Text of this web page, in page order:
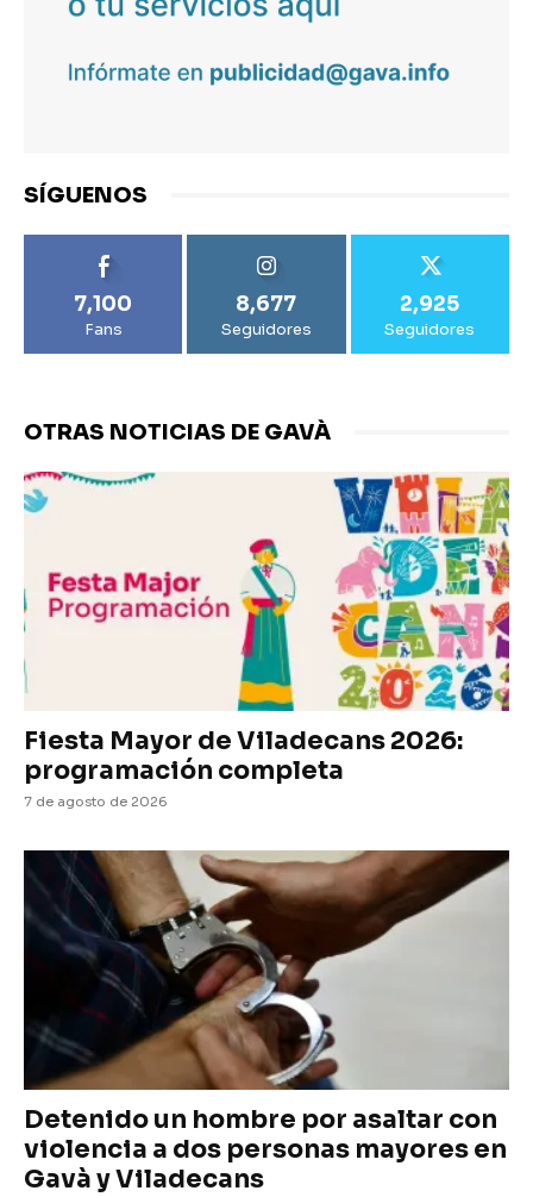
SÍGUENOS
7,100
Fans
8,677
Seguidores
2,925
Seguidores
OTRAS NOTICIAS DE GAVÀ
Fiesta Mayor de Viladecans 2026:
programación completa
7 de agosto de 2026
Detenido un hombre por asaltar con
violencia a dos personas mayores en
Gavà y Viladecans